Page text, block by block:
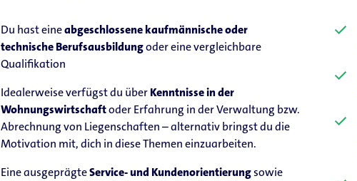
Du hast eineabgeschlossene kaufmännische oder
technische Berufsausbildungoder eine vergleichbare
Qualifikation
Idealerweise verfügst du überKenntnisse in der
Wohnungswirtschaftoder Erfahrung in der Verwaltung bzw.
Abrechnung von Liegenschaften – alternativ bringst du die
Motivation mit, dich in diese Themen einzuarbeiten.
Eine ausgeprägteService- und Kundenorientierungsowie